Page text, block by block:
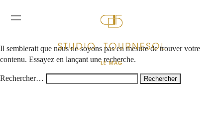
Rien ici
Il semblerait que nous ne soyons pas en mesure de trouver votre
contenu. Essayez en lançant une recherche.
Rechercher…